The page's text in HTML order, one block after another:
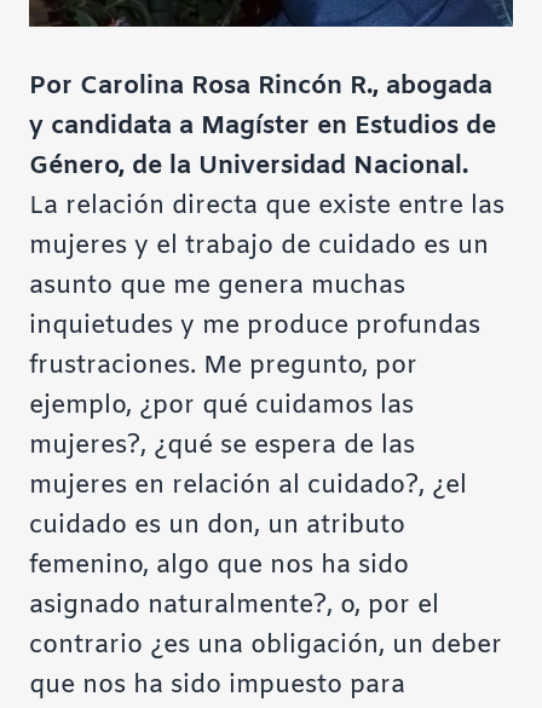
Por Carolina Rosa Rincón R., abogada
y candidata a Magíster en Estudios de
Género, de la Universidad Nacional.
La relación directa que existe entre las
mujeres y el trabajo de cuidado es un
asunto que me genera muchas
inquietudes y me produce profundas
frustraciones. Me pregunto, por
ejemplo, ¿por qué cuidamos las
mujeres?, ¿qué se espera de las
mujeres en relación al cuidado?, ¿el
cuidado es un don, un atributo
femenino, algo que nos ha sido
asignado naturalmente?, o, por el
contrario ¿es una obligación, un deber
que nos ha sido impuesto para